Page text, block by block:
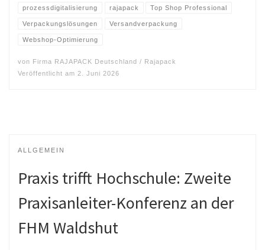
prozessdigitalisierung rajapack Top Shop Professional
Verpackungslösungen Versandverpackung
Webshop-Optimierung
von Firma RAJAPACK Deutschland / Rajapack
Veröffentlicht am 2. Juni 2026
ALLGEMEIN
Praxis trifft Hochschule: Zweite
Praxisanleiter-Konferenz an der
FHM Waldshut